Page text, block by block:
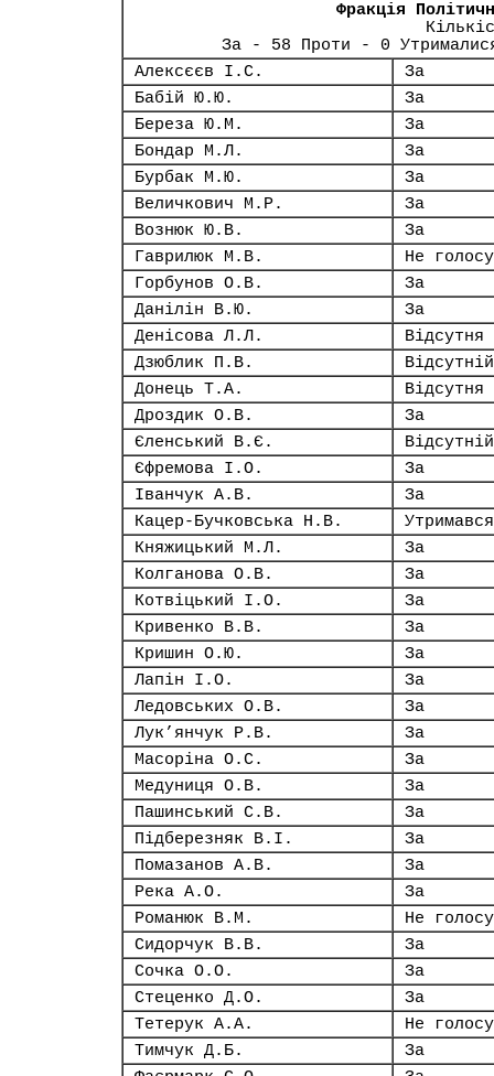
Фракція
За - 58 Проти - 0
Алексєєв І.С.
За
Бабій Ю.Ю.
За
Береза Ю.М.
За
Бондар М.Л.
За
Бурбак М.Ю.
За
Величкович М.Р.
За
Вознюк Ю.В.
За
Гаврилюк М.В.
Не
Горбунов О.В.
За
Данілін В.Ю.
За
Денісова Л.Л.
Відсутня
Дзюблик П.В.
Відсутній
Донець Т.А.
Відсутня
Дроздик О.В.
За
Єленський В.Є.
Відсутній
Єфремова І.О.
За
Іванчук А.В.
За
Кацер-Бучковська Н.В.
Утримався
Княжицький М.Л.
За
Колганова О.В.
За
Котвіцький І.О.
За
Кривенко В.В.
За
Кришин О.Ю.
За
Лапін І.О.
За
Ледовських О.В.
За
Лук’янчук Р.В.
За
Масоріна О.С.
За
Медуниця О.В.
За
Пашинський С.В.
За
Підберезняк В.І.
За
Помазанов А.В.
За
Река А.О.
За
Романюк В.М.
Не
Сидорчук В.В.
За
Сочка О.О.
За
Стеценко Д.О.
За
Тетерук А.А.
Не
Тимчук Д.Б.
За